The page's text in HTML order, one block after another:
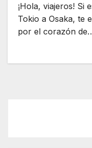
¡Hola, viajeros! Si
Tokio a Osaka, te
por el corazón